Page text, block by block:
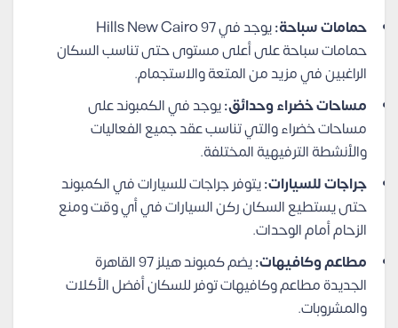
حمامات سباحة:
يوجد في 97 Hills New Cairo
حمامات سباحة على أعلى مستوى حتى تناسب السكان
الراغبين في مزيد من المتعة والاستجمام.
مساحات خضراء وحدائق:يوجد في الكمبوند على
مساحات خضراء والتي تناسب عقد جميع الفعاليات
والأنشطة الترفيهية المختلفة.
جراجات للسيارات:يتوفر جراجات للسيارات في الكمبوند
حتى يستطيع السكان ركن السيارات في أي وقت ومنع
الزحام أمام الوحدات.
مطاعم وكافيهات:
يضم كمبوند هيلز 97 القاهرة
الجديدة مطاعم وكافيهات توفر للسكان أفضل الأكلات
والمشروبات.